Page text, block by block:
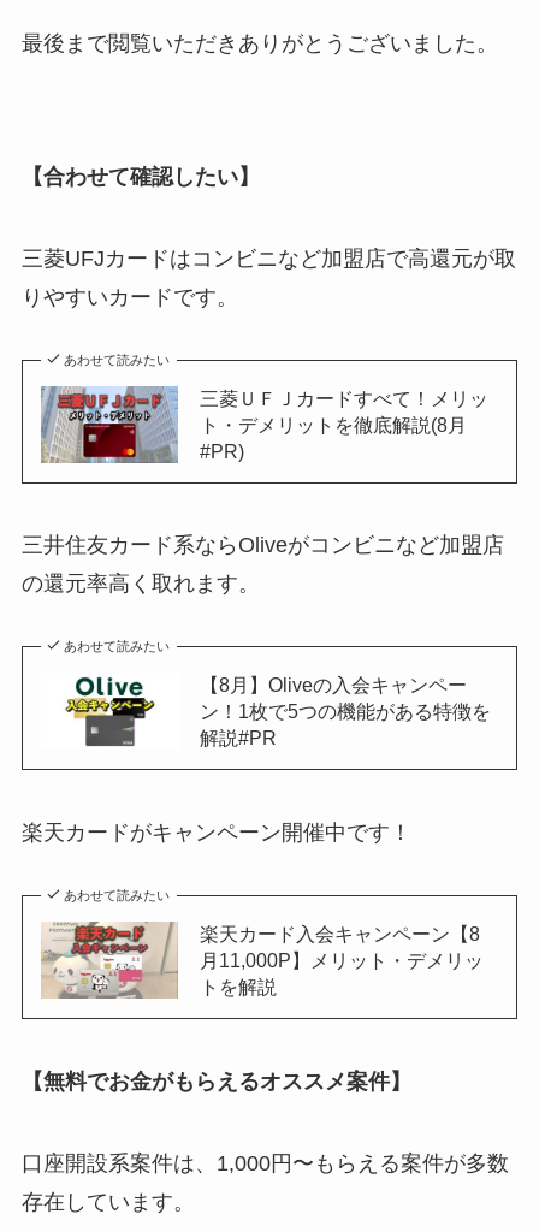
最後まで閲覧いただきありがとうございました。
【合わせて確認したい】
三菱UFJカードはコンビニなど加盟店で高還元が取
りやすいカードです。
あわせて読みたい
三菱ＵＦＪカードすべて！メリッ
ト・デメリットを徹底解説(8月
#PR)
三井住友カード系ならOliveがコンビニなど加盟店
の還元率高く取れます。
あわせて読みたい
【8月】Oliveの入会キャンペー
ン！1枚で5つの機能がある特徴を
解説#PR
楽天カードがキャンペーン開催中です！
あわせて読みたい
楽天カード入会キャンペーン【8
月11,000P】メリット・デメリッ
トを解説
【無料でお金がもらえるオススメ案件】
口座開設系案件は、1,000円〜もらえる案件が多数
存在しています。